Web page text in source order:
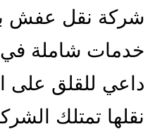
شركة نقل عفش
خدمات شاملة في
داعي للقلق على
نقلها تمتلك